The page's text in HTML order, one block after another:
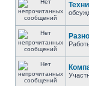
20
Гость
|X|-
20
Гость |X|